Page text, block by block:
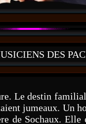
DES
Le destin
jumeaux. Un
de Sochaux.